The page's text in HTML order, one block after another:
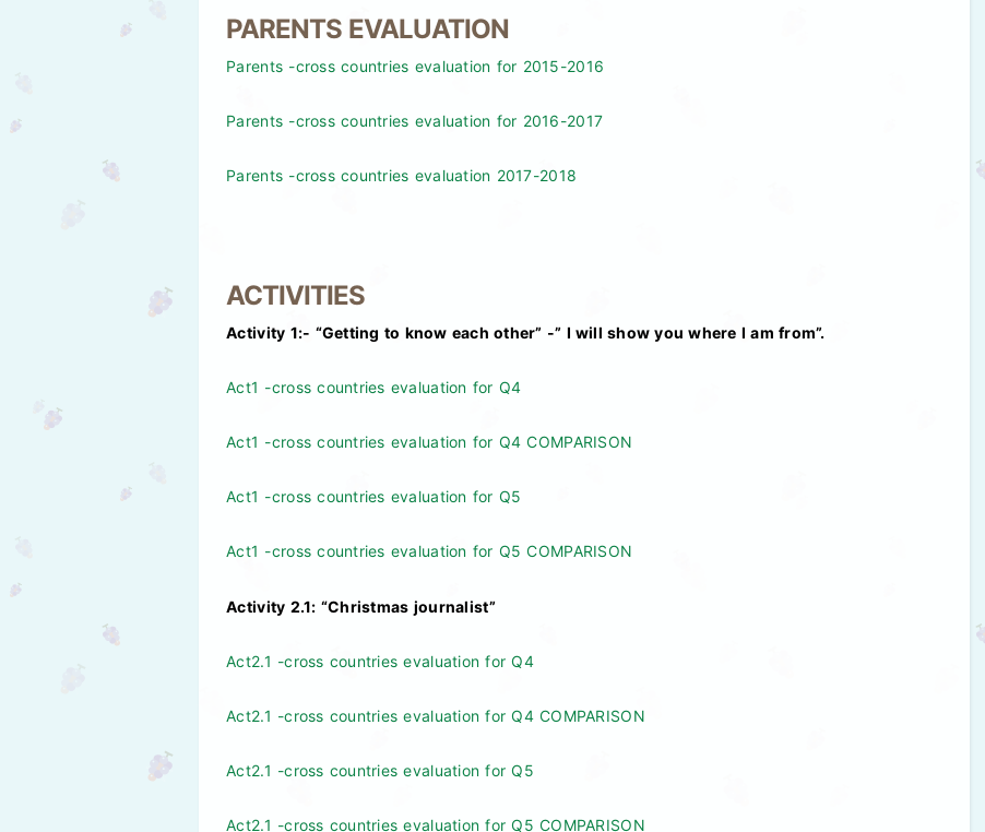
PARENTS EVALUATION
Parents -cross countries evaluation for 2015-2016
Parents -cross countries evaluation for 2016-2017
Parents -cross countries evaluation 2017-2018
ACTIVITIES
Activity 1:- “Getting to know each other” -” I will show you where I am from”.
Act1 -cross countries evaluation for Q4
Act1 -cross countries evaluation for Q4 COMPARISON
Act1 -cross countries evaluation for Q5
Act1 -cross countries evaluation for Q5 COMPARISON
Activity 2.1: “Christmas journalist”
Act2.1 -cross countries evaluation for Q4
Act2.1 -cross countries evaluation for Q4 COMPARISON
Act2.1 -cross countries evaluation for Q5
Act2.1 -cross countries evaluation for Q5 COMPARISON